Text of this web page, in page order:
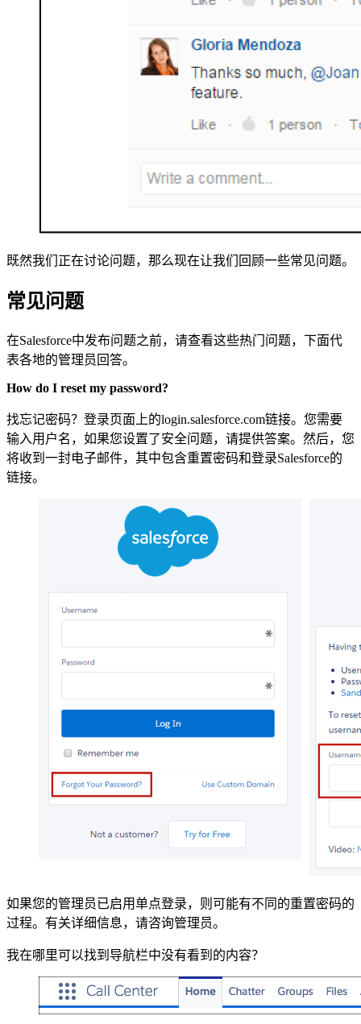
既然我们正在讨论问题，那么现在让我们回顾一些常见问题。
常见问题
在Salesforce中发布问题之前，请查看这些热门问题，下面代
表各地的管理员回答。
How do I reset my password?
找忘记密码？登录页面上的login.salesforce.com链接。您需要
输入用户名，如果您设置了安全问题，请提供答案。然后，您
将收到一封电子邮件，其中包含重置密码和登录Salesforce的
链接。
如果您的管理员已启用单点登录，则可能有不同的重置密码的
过程。有关详细信息，请咨询管理员。
我在哪里可以找到导航栏中没有看到的内容？